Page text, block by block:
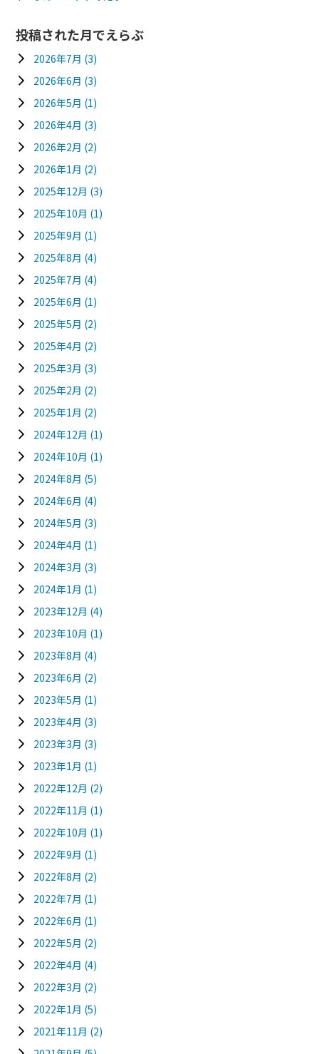
投稿された月でえらぶ
2026年7月 (3)
2026年6月 (3)
2026年5月 (1)
2026年4月 (3)
2026年2月 (2)
2026年1月 (2)
2025年12月 (3)
2025年10月 (1)
2025年9月 (1)
2025年8月 (4)
2025年7月 (4)
2025年6月 (1)
2025年5月 (2)
2025年4月 (2)
2025年3月 (3)
2025年2月 (2)
2025年1月 (2)
2024年12月 (1)
2024年10月 (1)
2024年8月 (5)
2024年6月 (4)
2024年5月 (3)
2024年4月 (1)
2024年3月 (3)
2024年1月 (1)
2023年12月 (4)
2023年10月 (1)
2023年8月 (4)
2023年6月 (2)
2023年5月 (1)
2023年4月 (3)
2023年3月 (3)
2023年1月 (1)
2022年12月 (2)
2022年11月 (1)
2022年10月 (1)
2022年9月 (1)
2022年8月 (2)
2022年7月 (1)
2022年6月 (1)
2022年5月 (2)
2022年4月 (4)
2022年3月 (2)
2022年1月 (5)
2021年11月 (2)